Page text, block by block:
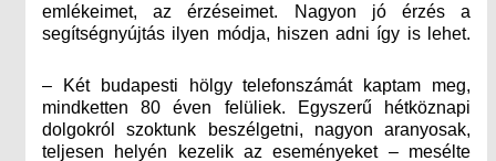
emlékeimet, az érzéseimet. Nagyon jó érzés a
segítségnyújtás ilyen módja, hiszen adni így is lehet.
– Két budapesti hölgy telefonszámát kaptam meg,
mindketten 80 éven felüliek. Egyszerű hétköznapi
dolgokról szoktunk beszélgetni, nagyon aranyosak,
teljesen helyén kezelik az eseményeket – mesélte